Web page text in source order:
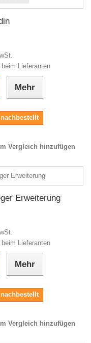
Lieferanten
Mehr
Vergleich hinzufügen
Erweiterung
Lieferanten
Mehr
Vergleich hinzufügen